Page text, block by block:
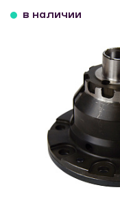
в наличии